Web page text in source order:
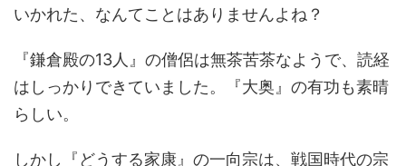
いかれた、なんてことはありませんよね？
『鎌倉殿の13人』の僧侶は無茶苦茶なようで、読経
はしっかりできていました。『大奥』の有功も素晴
らしい。
しかし『どうする家康』の一向宗は、戦国時代の宗